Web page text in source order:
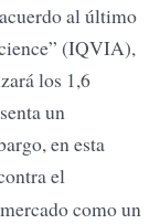
al último
(IQVIA),
los 1,6
un
en esta
el
como un